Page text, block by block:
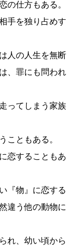
の仕方もある。
手を独り占めす
人の人生を無断
、罪にも問われ
ってしまう家族
こともある。
恋することもあ
『物』に恋する
違う他の動物に
れ、幼い頃から